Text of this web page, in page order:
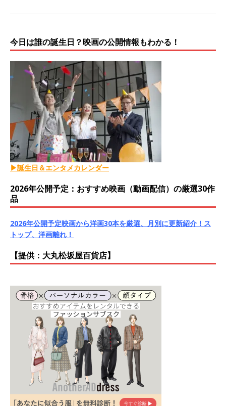
今日は誰の誕生日？映画の公開情報もわかる！
▶誕生日＆エンタメカレンダー
2026年公開予定：おすすめ映画（動画配信）の厳選30作
品
2026年公開予定映画から洋画30本を厳選、月別に更新紹介！ス
トップ、洋画離れ！
【提供：大丸松坂屋百貨店】